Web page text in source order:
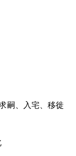
嗣、入宅、移徙